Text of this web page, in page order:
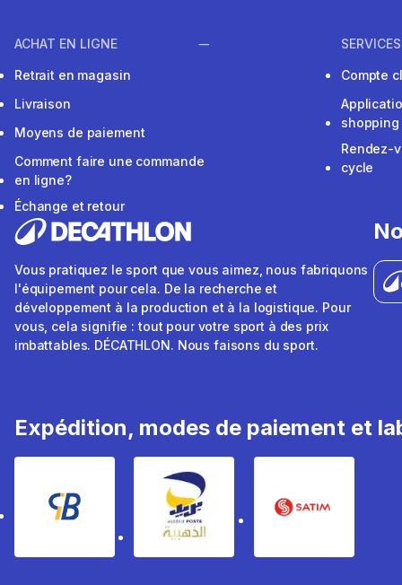
ACHAT EN LIGNE
Retrait en magasin
Livraison
Moyens de paiement
Comment faire une commande
en ligne?
Échange et retour
SERVICES
Compte
shopping
Rendez-
cycle
Vous pratiquez le sport que vous aimez, nous fabriquons
l'équipement pour cela. De la recherche et
développement à la production et à la logistique. Pour
vous, cela signifie : tout pour votre sport à des prix
imbattables. DÉCATHLON. Nous faisons du sport.
Expédition, modes de paiement et